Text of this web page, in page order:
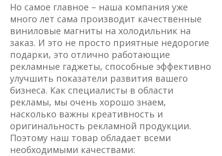
Но самое главное – наша компания уже
много лет сама производит качественные
виниловые магниты на холодильник на
заказ. И это не просто приятные недорогие
подарки, это отлично работающие
рекламные гаджеты, способные эффективно
улучшить показатели развития вашего
бизнеса. Как специалисты в области
рекламы, мы очень хорошо знаем,
насколько важны креативность и
оригинальность рекламной продукции.
Поэтому наш товар обладает всеми
необходимыми качествами: